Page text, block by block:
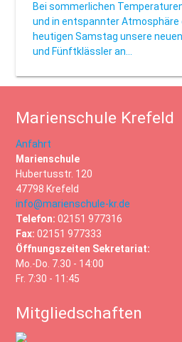
Bei sommerlichen
und in entspannter
heutigen Samstag unsere
und Fünftklässler an…
Marienschule Krefeld
Anfahrt
Marienschule
Hubertusstr. 120
47798 Krefeld
info@marienschule-kr.de
Telefon: 02151 977316
Fax: 02151 977333
Öffnungszeiten Sekretariat:
Mo.-Do. 7.30 - 14:00
Fr. 7:30 - 11:45
Mitgliedschaften